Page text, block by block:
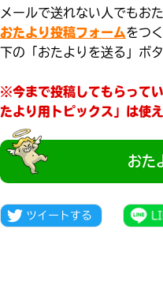
メールで送れない人でもお
おたより投稿フォームをつ
下の「おたよりを送る」ボ
※今まで投稿してもらって
たより用トピックス」は使
おた